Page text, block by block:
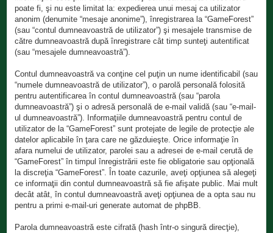
poate fi, şi nu este limitat la: expedierea unui mesaj ca utilizator
anonim (denumite “mesaje anonime”), înregistrarea la “GameForest”
(sau “contul dumneavoastră de utilizator”) şi mesajele transmise de
către dumneavoastră după înregistrare cât timp sunteţi autentificat
(sau “mesajele dumneavoastră”).
Contul dumneavoastră va conţine cel puţin un nume identificabil (sau
“numele dumneavoastră de utilizator”), o parolă personală folosită
pentru autentificarea în contul dumneavoastră (sau “parola
dumneavoastră”) şi o adresă personală de e-mail validă (sau “e-mail-
ul dumneavoastră”). Informaţiile dumneavoastră pentru contul de
utilizator de la “GameForest” sunt protejate de legile de protecţie ale
datelor aplicabile în ţara care ne găzduieşte. Orice informaţie în
afara numelui de utilizator, parolei sau a adresei de e-mail cerută de
“GameForest” în timpul înregistrării este fie obligatorie sau opţională
la discreţia “GameForest”. În toate cazurile, aveţi opţiunea să alegeţi
ce informaţii din contul dumneavoastră să fie afişate public. Mai mult
decât atât, în contul dumneavoastră aveţi opţiunea de a opta sau nu
pentru a primi e-mail-uri generate automat de phpBB.
Parola dumneavoastră este cifrată (hash într-o singură direcţie),